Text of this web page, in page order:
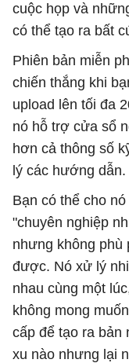
cuộc họp và
có thể tạo ra bất
Phiên bản miễn
chiến thắng khi
upload lên tối đa
nó hỗ trợ cửa sổ
hơn cả thông số
lý các hướng dẫn.
Bạn có thể cho
"chuyên nghiệp
nhưng không phù
được. Nó xử lý
nhau cùng một
không mong
cấp để tạo ra bản
xu nào nhưng lại